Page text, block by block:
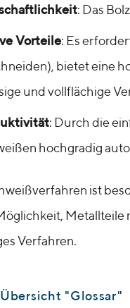
: Das
Vorteile: Es
bietet eine
und vollflächige
: Durch die
hochgradig
ist
Metallteile
Verfahren.
"Glossar"